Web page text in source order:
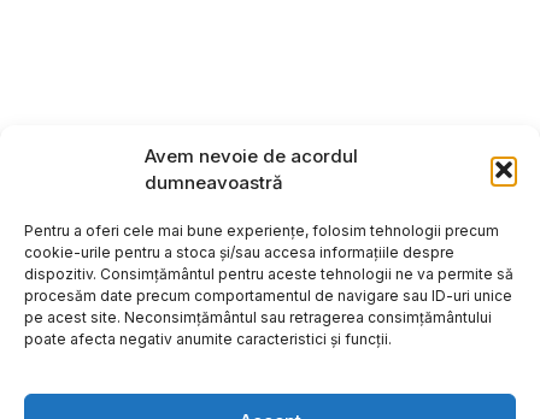
Avem nevoie de acordul
dumneavoastră
Pentru a oferi cele mai bune experiențe, folosim tehnologii precum
cookie-urile pentru a stoca și/sau accesa informațiile despre
dispozitiv. Consimțământul pentru aceste tehnologii ne va permite să
procesăm date precum comportamentul de navigare sau ID-uri unice
pe acest site. Neconsimțământul sau retragerea consimțământului
poate afecta negativ anumite caracteristici și funcții.